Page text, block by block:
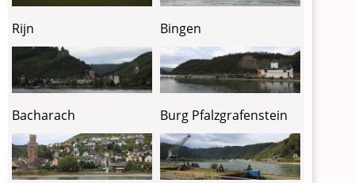
Rijn Bingen
Bacharach Burg Pfalzgrafenstein